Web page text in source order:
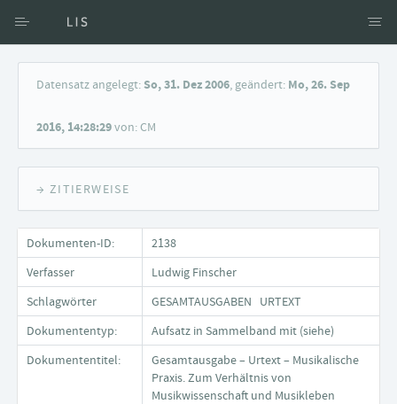
Zugang über Verfasser
Suche nach Schlagwort
Datensatz angelegt:So, 31. Dez 2006, geändert: Mo, 26. Sep
2016, 14:28:29von: CM
→ ZITIERWEISE
Dokumenten-ID:
2138
Verfasser
Ludwig Finscher
Schlagwörter
GESAMTAUSGABEN URTEXT
Dokumententyp:
Aufsatz in Sammelband mit (siehe)
Dokumententitel:
Gesamtausgabe – Urtext – Musikalische
Praxis. Zum Verhältnis von
Musikwissenschaft und Musikleben